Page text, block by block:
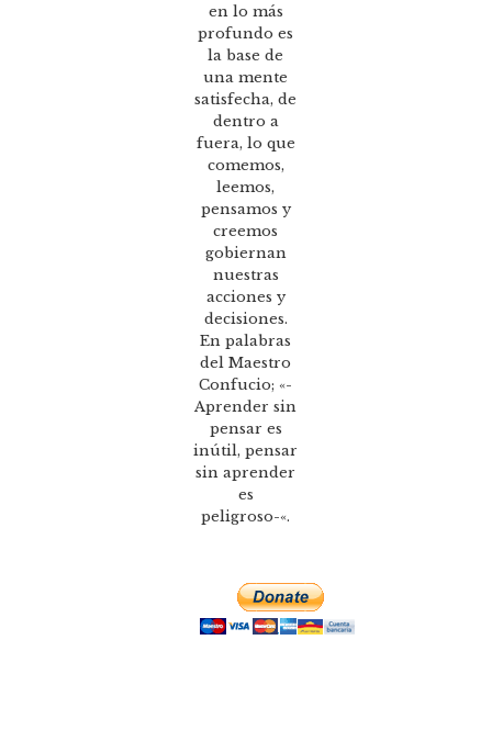
en lo más
profundo es
la base de
una mente
satisfecha, de
dentro a
fuera, lo que
comemos,
leemos,
pensamos y
creemos
gobiernan
nuestras
acciones y
decisiones.
En palabras
del Maestro
Confucio; «-
Aprender sin
pensar es
inútil, pensar
sin aprender
es
peligroso-«.